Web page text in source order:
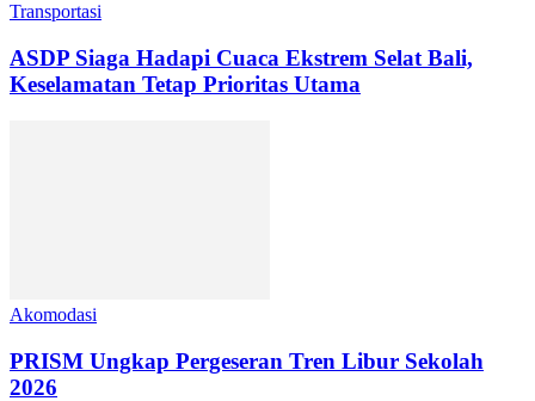
Transportasi
ASDP Siaga Hadapi Cuaca Ekstrem Selat Bali,
Keselamatan Tetap Prioritas Utama
Akomodasi
PRISM Ungkap Pergeseran Tren Libur Sekolah
2026